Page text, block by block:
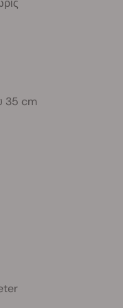
35 cm